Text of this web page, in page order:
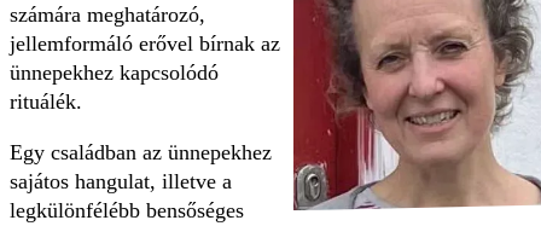
számára meghatározó,
jellemformáló erővel bírnak az
ünnepekhez kapcsolódó
rituálék.
Egy családban az ünnepekhez
sajátos hangulat, illetve a
legkülönfélébb bensőséges